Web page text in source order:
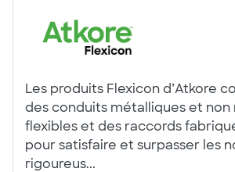
Les produits Flexicon d’Atkore
des conduits métalliques et non
flexibles et des raccords
pour satisfaire et surpasser les
rigoureus...